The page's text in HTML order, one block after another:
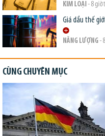
KIM LOẠI - 8 giờ
Giá dầu thế
NĂNG LƯỢNG -
CÙNG CHUYÊN MỤC